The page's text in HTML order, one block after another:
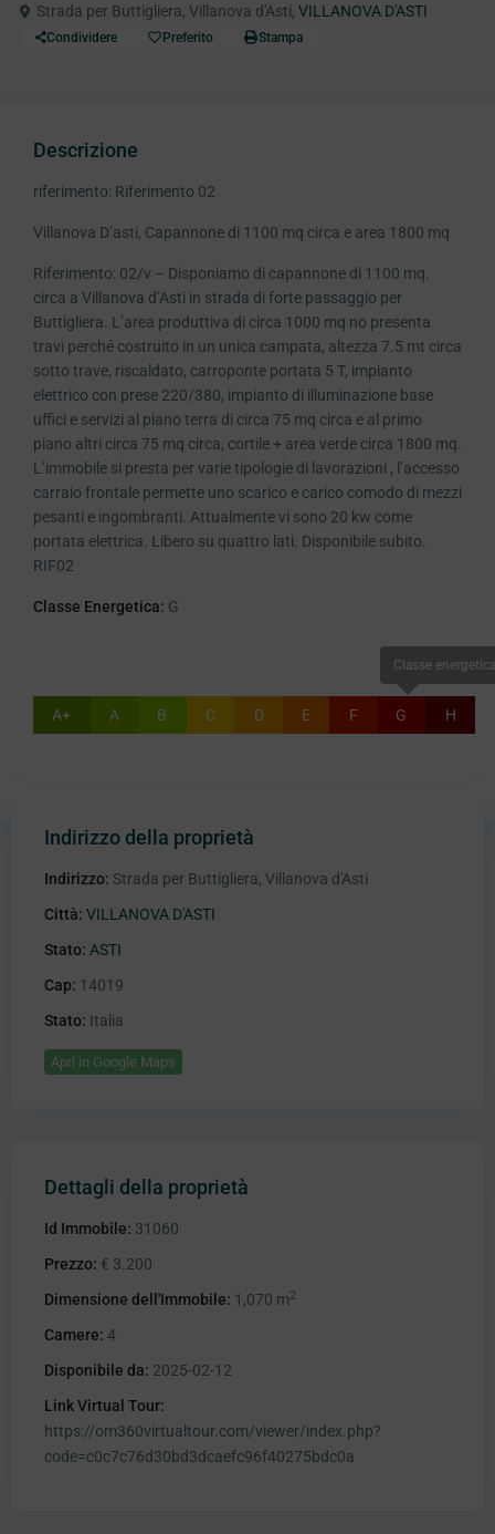
Strada per Buttigliera, Villanova d'Asti, VILLANOVA D'ASTI
Condividere Preferito Stampa
Descrizione
riferimento: Riferimento 02
Villanova D’asti, Capannone di 1100 mq circa e area 1800 mq
Riferimento: 02/v – Disponiamo di capannone di 1100 mq.
circa a Villanova d’Asti in strada di forte passaggio per
Buttigliera. L’area produttiva di circa 1000 mq no presenta
travi perché costruito in un unica campata, altezza 7.5 mt circa
sotto trave, riscaldato, carroponte portata 5 T, impianto
elettrico con prese 220/380, impianto di illuminazione base
uffici e servizi al piano terra di circa 75 mq circa e al primo
piano altri circa 75 mq circa, cortile + area verde circa 1800 mq.
L’immobile si presta per varie tipologie di lavorazioni , l’accesso
carraio frontale permette uno scarico e carico comodo di mezzi
pesanti e ingombranti. Attualmente vi sono 20 kw come
portata elettrica. Libero su quattro lati. Disponibile subito.
RIF02
Classe Energetica: G
A+ A B C D E F
Classe
G H
Indirizzo della proprietà
Indirizzo: Strada per Buttigliera, Villanova d'Asti
Città: VILLANOVA D'ASTI
Stato: ASTI
Cap: 14019
Stato: Italia
Apri in Google Maps
Dettagli della proprietà
Id Immobile: 31060
Prezzo: € 3.200
Dimensione dell'Immobile: 1,070 m2
Camere: 4
Disponibile da: 2025-02-12
Link Virtual Tour:
https://om360virtualtour.com/viewer/index.php?
code=c0c7c76d30bd3dcaefc96f40275bdc0a